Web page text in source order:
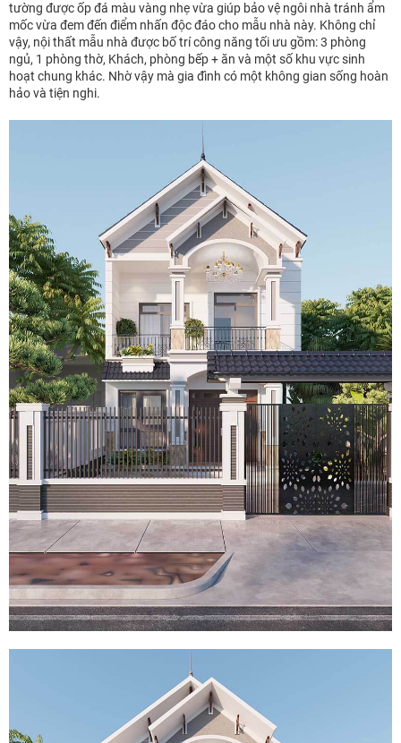
tường được ốp đá màu vàng nhẹ vừa giúp bảo vệ ngôi nhà tránh ẩm
mốc vừa đem đến điểm nhấn độc đáo cho mẫu nhà này. Không chỉ
vậy, nội thất mẫu nhà được bố trí công năng tối ưu gồm: 3 phòng
ngủ, 1 phòng thờ, Khách, phòng bếp + ăn và một số khu vực sinh
hoạt chung khác. Nhờ vậy mà gia đình có một không gian sống hoàn
hảo và tiện nghi.